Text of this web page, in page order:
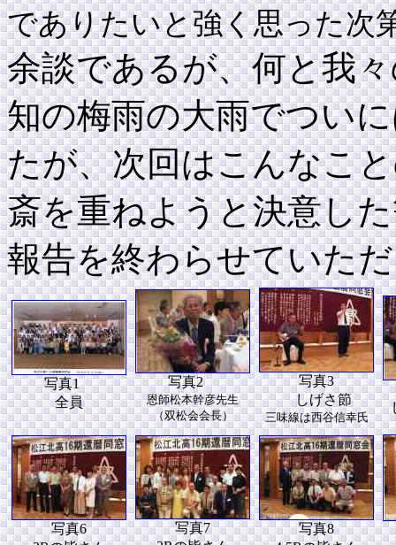
でありたいと強く思った次
余談であるが、何と我
知の梅雨の大雨でつい
たが、次回はこんなこ
斎を重ねようと決意し
報告を終わらせていた
写真1
全員
写真2
恩師松本幹彦先生
（双松会会長）
写真3
しげさ節
三味線は西谷信幸氏
写真6
写真7
写真8